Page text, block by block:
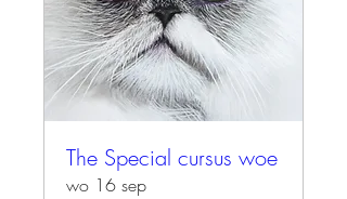
The Special cursus woe
wo 16 sep